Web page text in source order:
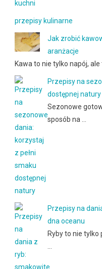
przepisy kulinarne
Jak zrobić
aranżacje
Kawa to nie tylko napój, ale
Przepisy na
dostępnej natury
Sezonowe
sposób na …
Przepisy na
dna oceanu
Ryby to nie